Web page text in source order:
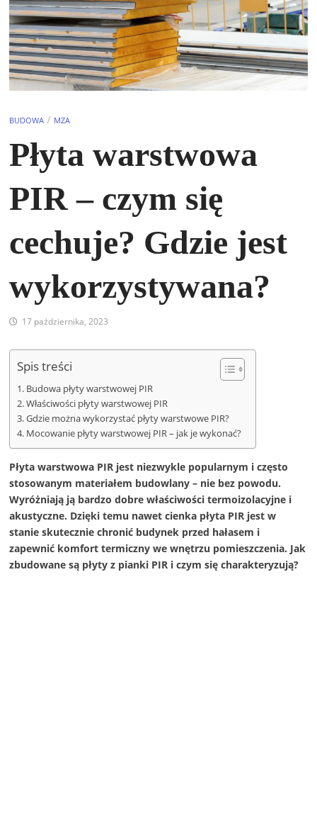
BUDOWA / MZA
Płyta warstwowa
PIR – czym się
cechuje? Gdzie jest
wykorzystywana?
17 października, 2023
Spis treści
Budowa płyty warstwowej PIR
Właściwości płyty warstwowej PIR
Gdzie można wykorzystać płyty warstwowe PIR?
Mocowanie płyty warstwowej PIR – jak je wykonać?
Płyta warstwowa PIR jest niezwykle popularnym i często
stosowanym materiałem budowlany – nie bez powodu.
Wyróżniają ją bardzo dobre właściwości termoizolacyjne i
akustyczne. Dzięki temu nawet cienka płyta PIR jest w
stanie skutecznie chronić budynek przed hałasem i
zapewnić komfort termiczny we wnętrzu pomieszczenia. Jak
zbudowane są płyty z pianki PIR i czym się charakteryzują?